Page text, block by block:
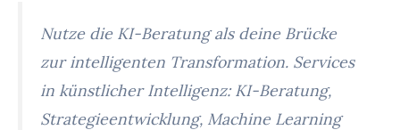
Nutze die KI-Beratung als deine Brücke
zur intelligenten Transformation. Services
in künstlicher Intelligenz: KI-Beratung,
Strategieentwicklung, Machine Learning